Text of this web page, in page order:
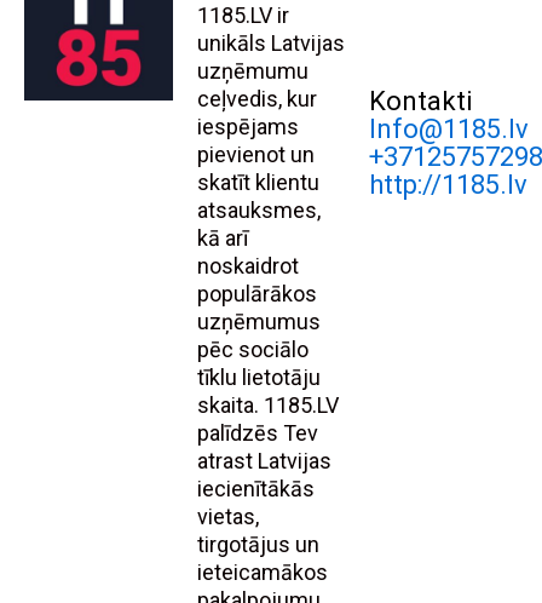
1185.LV ir
unikāls Latvijas
uzņēmumu
ceļvedis, kur
iespējams
pievienot un
skatīt klientu
atsauksmes,
kā arī
noskaidrot
populārākos
uzņēmumus
pēc sociālo
tīklu lietotāju
skaita. 1185.LV
palīdzēs Tev
atrast Latvijas
iecienītākās
vietas,
tirgotājus un
ieteicamākos
Kontakti
Info@1185.lv
http://1185.lv